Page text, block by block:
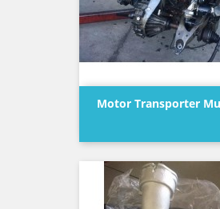
Motor Transporter